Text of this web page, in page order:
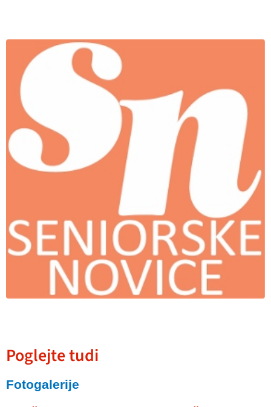
Poglejte tudi
Fotogalerije